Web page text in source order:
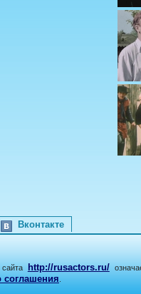
Вконтакте
http://rusactors.ru/
соглашения